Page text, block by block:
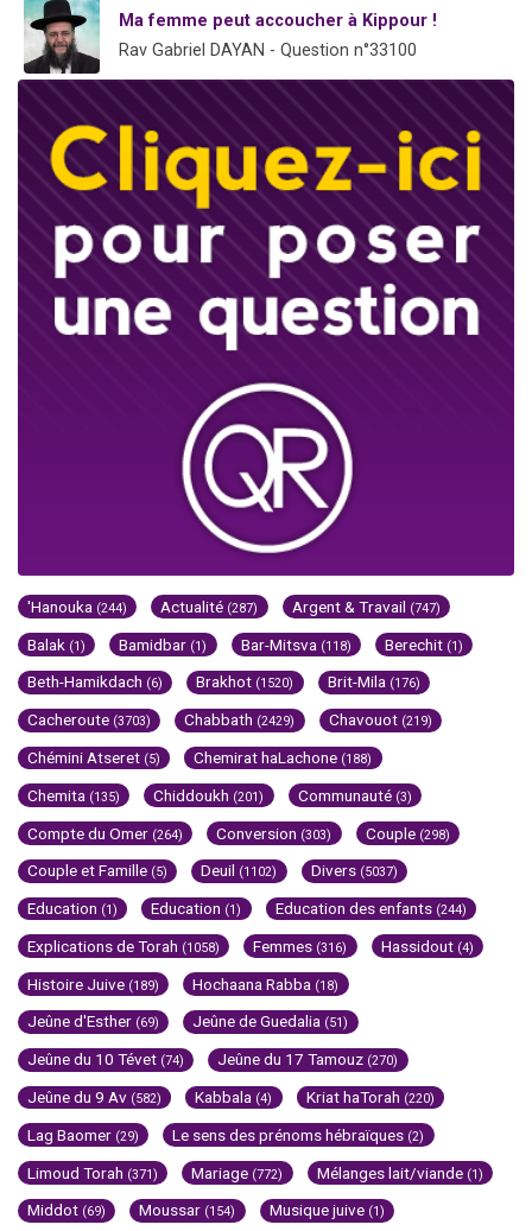
Ma femme peut accoucher à Kippour !
Rav Gabriel DAYAN - Question n°33100
'Hanouka (244) Actualité (287) Argent & Travail (747)
Balak (1) Bamidbar (1) Bar-Mitsva (118) Berechit (1)
Beth-Hamikdach (6) Brakhot (1520) Brit-Mila (176)
Cacheroute (3703) Chabbath (2429) Chavouot (219)
Chémini Atseret (5) Chemirat haLachone (188)
Chemita (135) Chiddoukh (201) Communauté (3)
Compte du Omer (264) Conversion (303) Couple (298)
Couple et Famille (5) Deuil (1102) Divers (5037)
Education (1) Education (1) Education des enfants (244)
Explications de Torah (1058) Femmes (316) Hassidout (4)
Histoire Juive (189) Hochaana Rabba (18)
Jeûne d'Esther (69) Jeûne de Guedalia (51)
Jeûne du 10 Tévet (74) Jeûne du 17 Tamouz (270)
Jeûne du 9 Av (582) Kabbala (4) Kriat haTorah (220)
Lag Baomer (29) Le sens des prénoms hébraïques (2)
Limoud Torah (371) Mariage (772) Mélanges lait/viande (1)
Middot (69) Moussar (154) Musique juive (1)